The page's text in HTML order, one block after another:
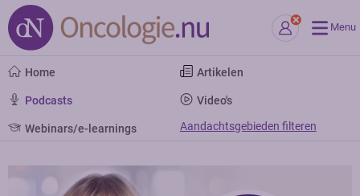
Menu
Home Artikelen
Podcasts Video's
Webinars/e-learnings Aandachtsgebieden filteren